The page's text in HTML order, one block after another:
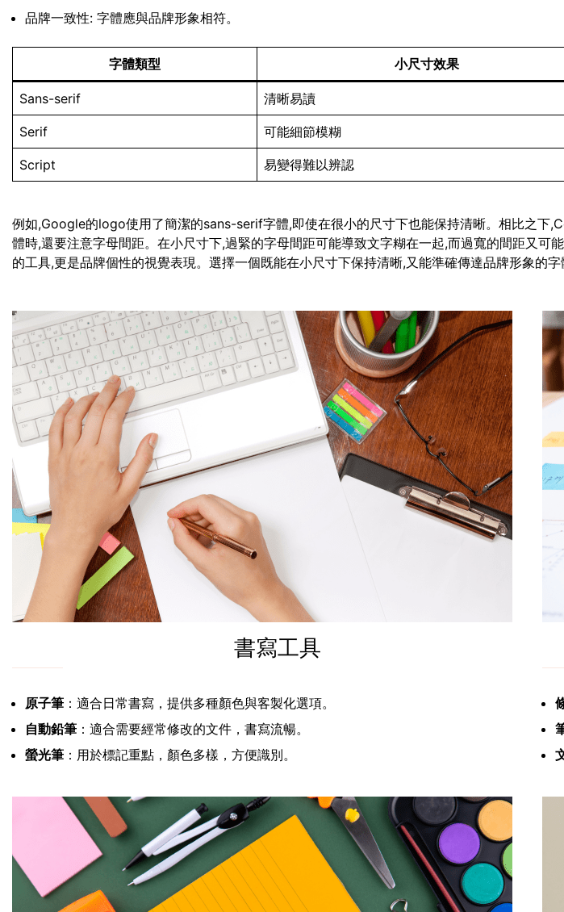
品牌一致性: 字體應與品牌形象相符。
字體類型 小尺寸效果
Sans-serif 清晰易讀
Serif 可能細節模糊
Script 易變得難以辨認
例如,Google的logo使用了簡潔的sans-serif字體,即使在很小的尺寸下也能保持清晰。相比之
體時,還要注意字母間距。在小尺寸下,過緊的字母間距可能導致文字糊在一起,而過寬的間距又
的工具,更是品牌個性的視覺表現。選擇一個既能在小尺寸下保持清晰,又能準確傳達品牌形象的
書寫工具
原子筆 ：適合日常書寫，提供多種顏色與客製化選項。
自動鉛筆 ：適合需要經常修改的文件，書寫流暢。
螢光筆 ：用於標記重點，顏色多樣，方便識別。